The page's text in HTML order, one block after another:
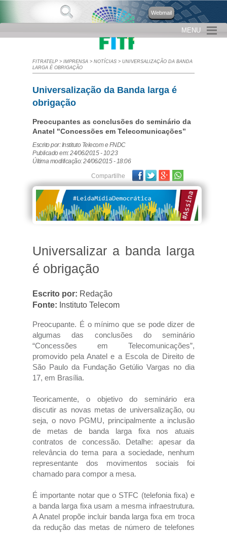
Webmail
MENU
FITRATELP > IMPRENSA > NOTÍCIAS > UNIVERSALIZAÇÃO DA BANDA
LARGA É OBRIGAÇÃO
Universalização da Banda larga é
obrigação
Preocupantes as conclusões do seminário da
Anatel "Concessões em Telecomunicações”
Escrito por: Instituto Telecom e FNDC
Publicado em: 24/06/2015 - 10:23
Última modificação: 24/06/2015 - 18:06
Compartilhe Facebook
TwitterGoogle Plus
Universalizar a banda larga
é obrigação
Escrito por: Redação
Fonte: Instituto Telecom
Preocupante. É o mínimo que se pode dizer de
algumas das conclusões do seminário
“Concessões em Telecomunicações”,
promovido pela Anatel e a Escola de Direito de
São Paulo da Fundação Getúlio Vargas no dia
17, em Brasília.
Teoricamente, o objetivo do seminário era
discutir as novas metas de universalização, ou
seja, o novo PGMU, principalmente a inclusão
de metas de banda larga fixa nos atuais
contratos de concessão. Detalhe: apesar da
relevância do tema para a sociedade, nenhum
representante dos movimentos sociais foi
chamado para compor a mesa.
É importante notar que o STFC (telefonia fixa) e
a banda larga fixa usam a mesma infraestrutura.
A Anatel propõe incluir banda larga fixa em troca
da redução das metas de número de telefones